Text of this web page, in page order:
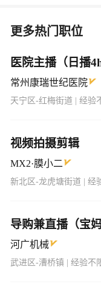
更多热门职位
医院主播（日播
常州康瑞世纪医院
天宁区-红梅街道 | 经验
视频拍摄剪辑
MX2·膜小二
新北区-龙虎塘街道 | 经
导购兼直播（宝
河广机械
武进区-漕桥镇 | 经验不